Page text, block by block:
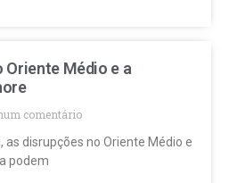
Oriente Médio e a
comentário
disrupções no Oriente Médio e
podem